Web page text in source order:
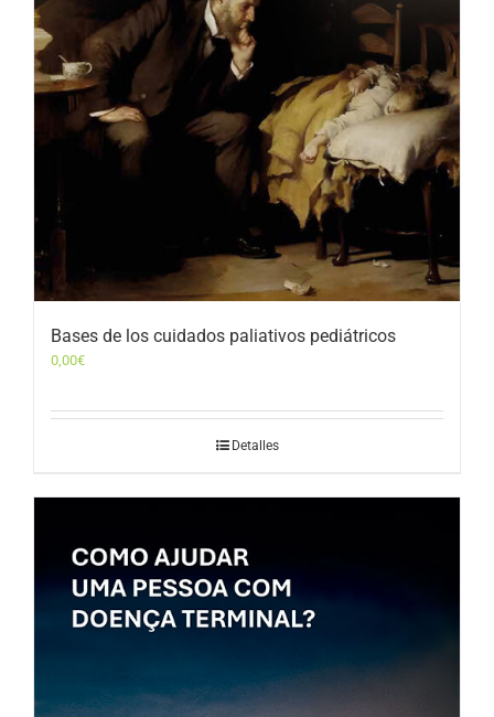
Bases de los cuidados paliativos pediátricos
0,00€
Detalles